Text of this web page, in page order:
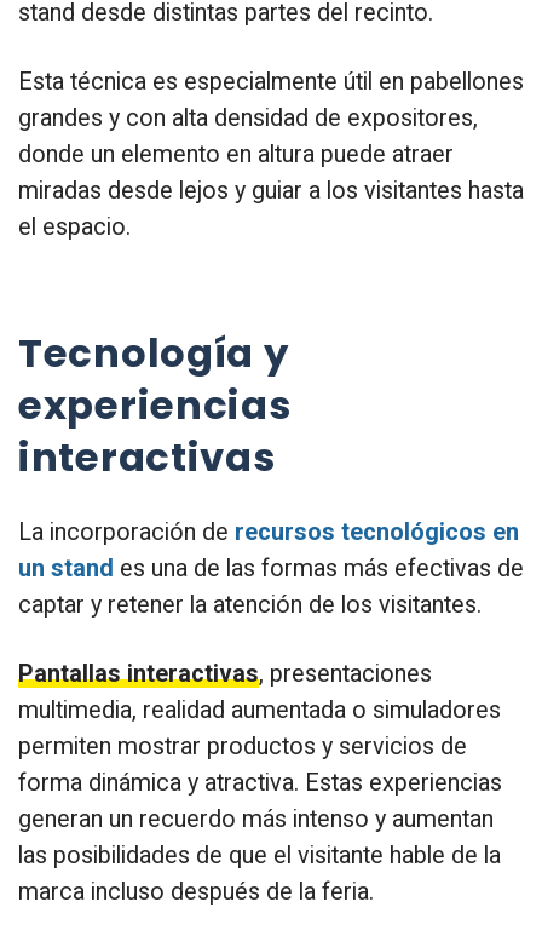
stand desde distintas partes del recinto.
Esta técnica es especialmente útil en pabellones
grandes y con alta densidad de expositores,
donde un elemento en altura puede atraer
miradas desde lejos y guiar a los visitantes hasta
el espacio.
Tecnología y
experiencias
interactivas
La incorporación de recursos tecnológicos en
un stand es una de las formas más efectivas de
captar y retener la atención de los visitantes.
Pantallas interactivas, presentaciones
multimedia, realidad aumentada o simuladores
permiten mostrar productos y servicios de
forma dinámica y atractiva. Estas experiencias
generan un recuerdo más intenso y aumentan
las posibilidades de que el visitante hable de la
marca incluso después de la feria.